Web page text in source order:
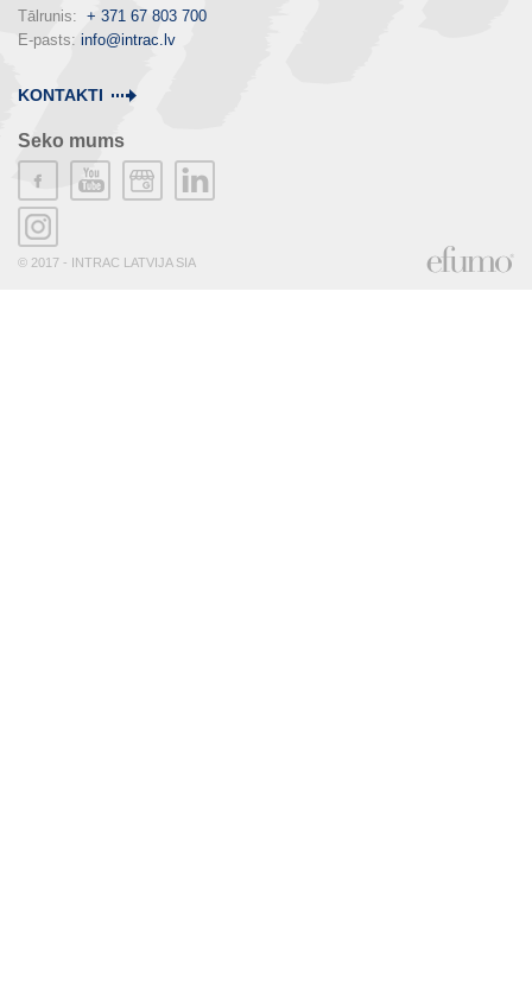
Tālrunis: + 371 67 803 700
E-pasts: info@intrac.lv
KONTAKTI
Seko mums
© 2017 - INTRAC LATVIJA SIA